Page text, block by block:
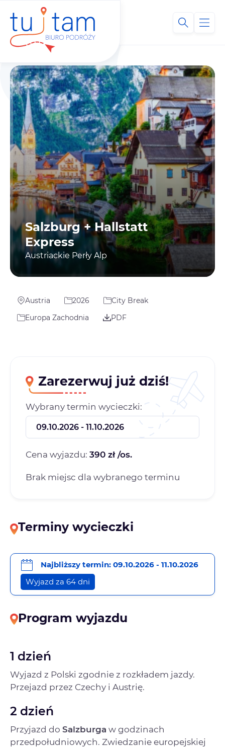
Salzburg + Hallstatt
Express
Austriackie Perły Alp
Austria 2026
City Break
Europa Zachodnia
PDF
Zarezerwuj już dziś!
Wybrany termin wycieczki:
Cena wyjazdu: 390 zł /os.
Brak miejsc dla wybranego terminu
Terminy wycieczki
Najbliższy termin: 09.10.2026 - 11.10.2026
Wyjazd za 64 dni
Program wyjazdu
1 dzień
Wyjazd z Polski zgodnie z rozkładem jazdy.
Przejazd przez Czechy i Austrię.
2 dzień
Przyjazd do Salzburga w godzinach
przedpołudniowych. Zwiedzanie europejskiej